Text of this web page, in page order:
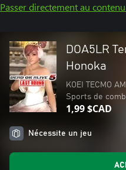
Passer directement au
DOA5LR
Honoka
KOEI TECMO
Sports de
1,99 $CAD
Nécessite un jeu